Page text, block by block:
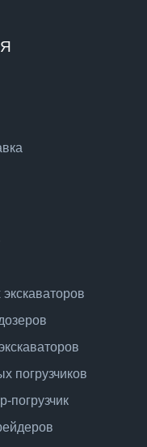
погрузчиков
погрузчик